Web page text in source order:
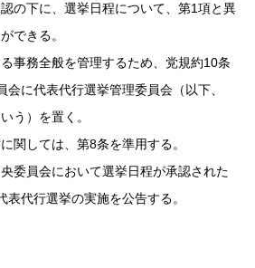
の下に、選挙日程について、第1項と異
できる。
事務全般を管理するため、党規約10条
会に代表代行選挙管理委員会（以下、
う）を置く。
関しては、第8条を準用する。
委員会において選挙日程が承認された
表代行選挙の実施を公告する。